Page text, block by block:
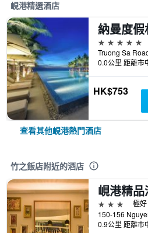
峴港精選酒店
納曼度假
5星級
Truong Sa
0.0公里 距離市
HK$753
查看其他峴港熱門酒店
竹之飯店附近的酒店
峴港精
3星級
極
0.9公里 距離市